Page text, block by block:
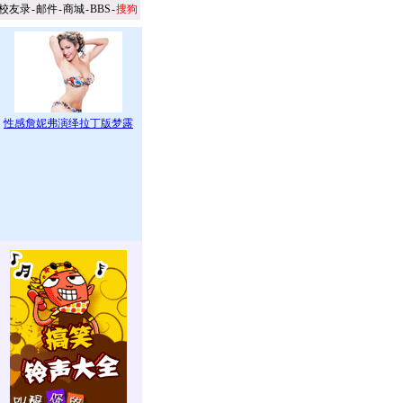
友录-邮件-商城-BBS-搜狗